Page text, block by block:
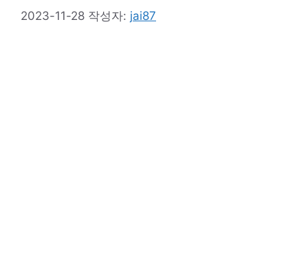
2023-11-28 작성자: jai87